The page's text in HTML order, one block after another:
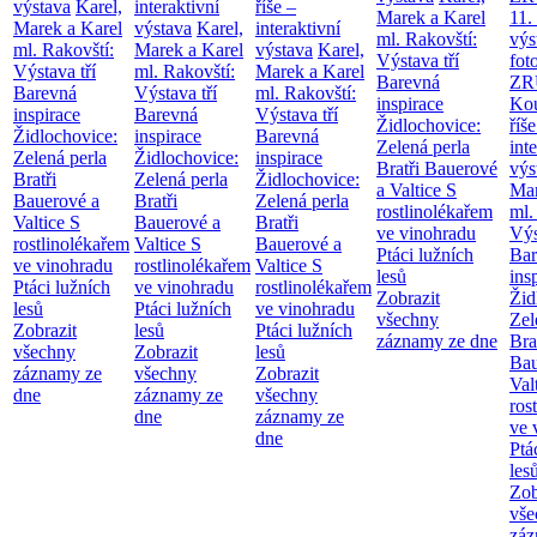
výstava Karel,
Marek a Karel
ml. Rakovští:
Výstava tří
Barevná
inspirace
Židlochovice:
Zelená perla
Bratři
Bauerové a
Valtice S
rostlinolékařem
ve vinohradu
Ptáci lužních
lesů
Zobrazit
všechny
záznamy ze
dne
interaktivní
výstava Karel,
Marek a Karel
ml. Rakovští:
Výstava tří
Barevná
inspirace
Židlochovice:
Zelená perla
Bratři
Bauerové a
Valtice S
rostlinolékařem
ve vinohradu
Ptáci lužních
lesů
Zobrazit
všechny
záznamy ze
dne
říše –
interaktivní
výstava Karel,
Marek a Karel
ml. Rakovští:
Výstava tří
Barevná
inspirace
Židlochovice:
Zelená perla
Bratři
Bauerové a
Valtice S
rostlinolékařem
ve vinohradu
Ptáci lužních
lesů
Zobrazit
všechny
záznamy ze
dne
Marek a Karel
ml. Rakovští:
Výstava tří
Barevná
inspirace
Židlochovice:
Zelená perla
Bratři Bauerové
a Valtice S
rostlinolékařem
ve vinohradu
Ptáci lužních
lesů
Zobrazit
všechny
záznamy ze dne
ml.
ve